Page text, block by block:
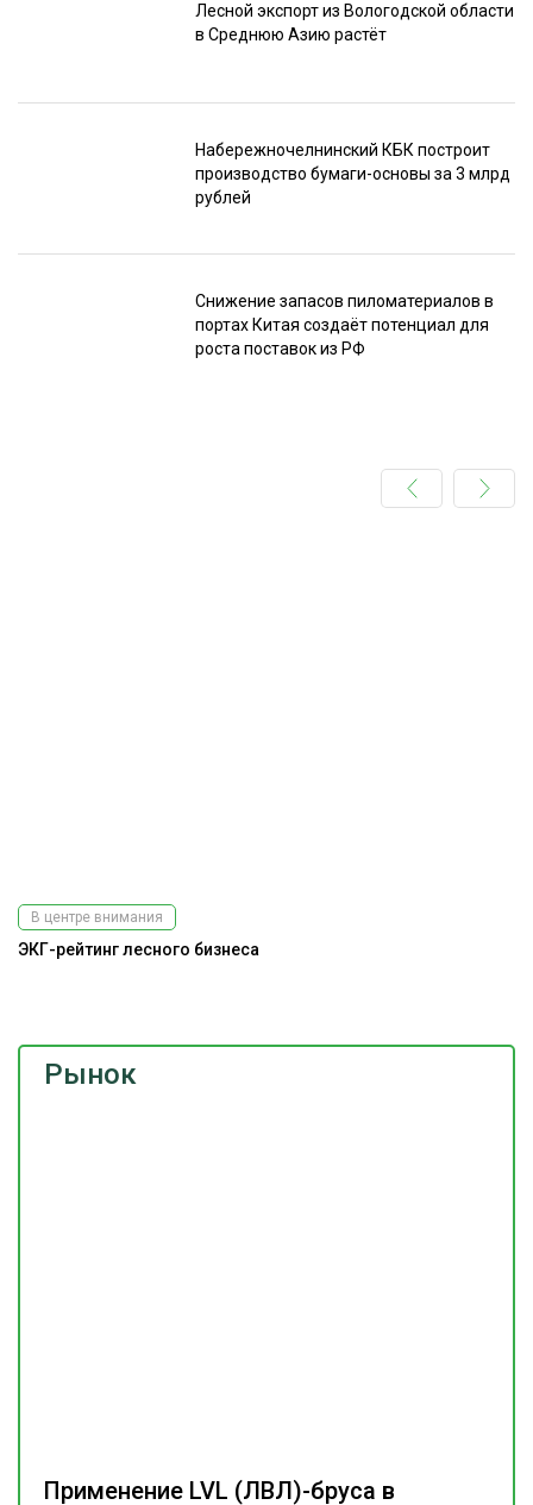
Лесной экспорт из Вологодской области
в Среднюю Азию растёт
Набережночелнинский КБК построит
производство бумаги-основы за 3 млрд
рублей
Снижение запасов пиломатериалов в
портах Китая создаёт потенциал для
роста поставок из РФ
Рынок
Применение LVL (ЛВЛ)-бруса в
В центре внимания
ЭКГ-рейтинг лесного бизнеса